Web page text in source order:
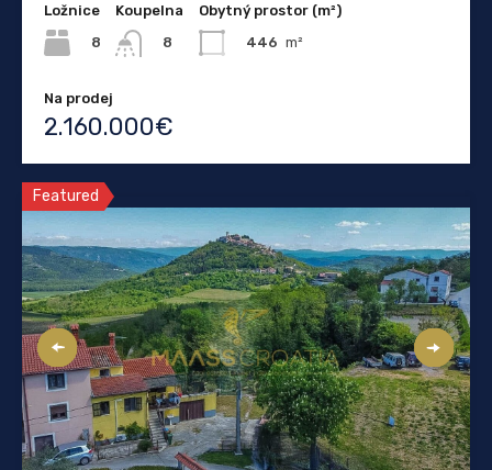
Ložnice
8
Koupelna
8
Obytný prostor (m²)
446 m²
Na prodej
2.160.000€
Featured